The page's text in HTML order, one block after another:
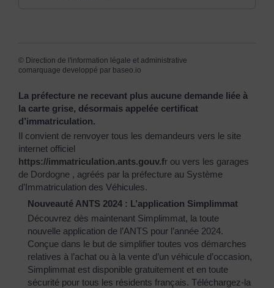
© Direction de l'information légale et administrative
comarquage developpé par baseo.io
La préfecture ne recevant plus aucune demande liée à
la carte grise, désormais appelée certificat
d’immatriculation.
Il convient de renvoyer tous les demandeurs vers le site
internet officiel
https://immatriculation.ants.gouv.fr ou vers les garages
de Dordogne , agréés par la préfecture au Système
d’Immatriculation des Véhicules.
Nouveauté ANTS 2024 : L’application Simplimmat
Découvrez dès maintenant Simplimmat, la toute
nouvelle application de l’ANTS pour l’année 2024.
Conçue dans le but de simplifier toutes vos démarches
relatives à l’achat ou à la vente d’un véhicule d’occasion,
Simplimmat est disponible gratuitement et en toute
sécurité pour tous les résidents français. Téléchargez-la